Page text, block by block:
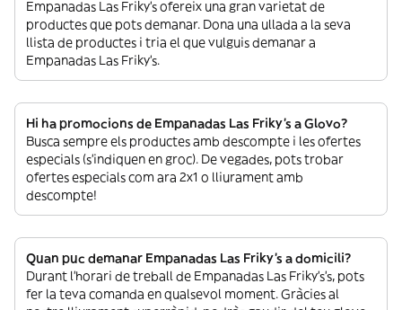
Empanadas Las Friky's ofereix una gran varietat de
productes que pots demanar. Dona una ullada a la seva
llista de productes i tria el que vulguis demanar a
Empanadas Las Friky's.
Hi ha promocions de Empanadas Las Friky's a Glovo?
Busca sempre els productes amb descompte i les ofertes
especials (s’indiquen en groc). De vegades, pots trobar
ofertes especials com ara 2x1 o lliurament amb
descompte!
Quan puc demanar Empanadas Las Friky's a domicili?
Durant l’horari de treball de Empanadas Las Friky's’s, pots
fer la teva comanda en qualsevol moment. Gràcies al